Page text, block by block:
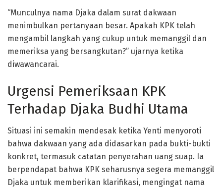
“Munculnya nama Djaka dalam surat dakwaan
menimbulkan pertanyaan besar. Apakah KPK telah
mengambil langkah yang cukup untuk memanggil dan
memeriksa yang bersangkutan?” ujarnya ketika
diwawancarai.
Urgensi Pemeriksaan KPK
Terhadap Djaka Budhi Utama
Situasi ini semakin mendesak ketika Yenti menyoroti
bahwa dakwaan yang ada didasarkan pada bukti-bukti
konkret, termasuk catatan penyerahan uang suap. Ia
berpendapat bahwa KPK seharusnya segera memanggil
Djaka untuk memberikan klarifikasi, mengingat nama